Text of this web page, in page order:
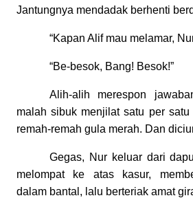
Jantungnya mendadak berhenti
“Kapan Alif mau melamar,
“Be-besok, Bang! Besok!”
Alih-alih merespon
malah sibuk menjilat satu per
remah-remah gula merah. Dan
Gegas, Nur keluar dari
melompat ke atas kasur,
dalam bantal, lalu berteriak amat